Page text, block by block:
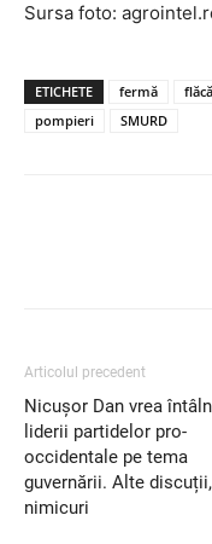
Sursa foto:
ETICHETE fermă
pompieri
SMURD
Articolul precedent
Nicușor Dan vrea
liderii partidelor pro-
occidentale pe tema
guvernării. Alte
nimicuri